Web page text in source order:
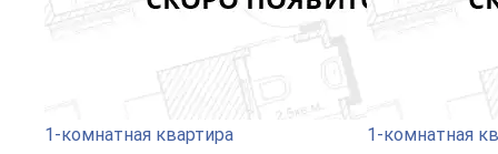
1-комнатная квартира
1-комнатная